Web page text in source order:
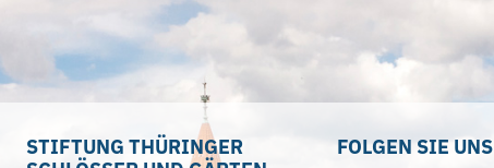
STIFTUNG THÜRINGER
FOLGEN SIE UNS